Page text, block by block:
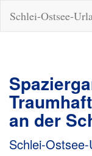
Schlei-Ostsee-
an der
Schlei-